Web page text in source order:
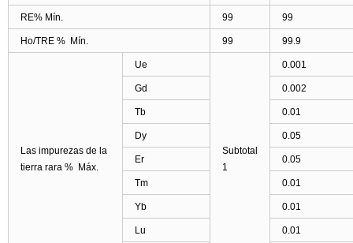
RE% Mín. 99 99
Ho/TRE % Mín. 99 99.9
Las impurezas de la
tierra rara % Máx.
Ue
Subtotal
1
0.001
Gd 0.002
Tb 0.01
Dy 0.05
Er 0.05
Tm 0.01
Yb 0.01
Lu 0.01